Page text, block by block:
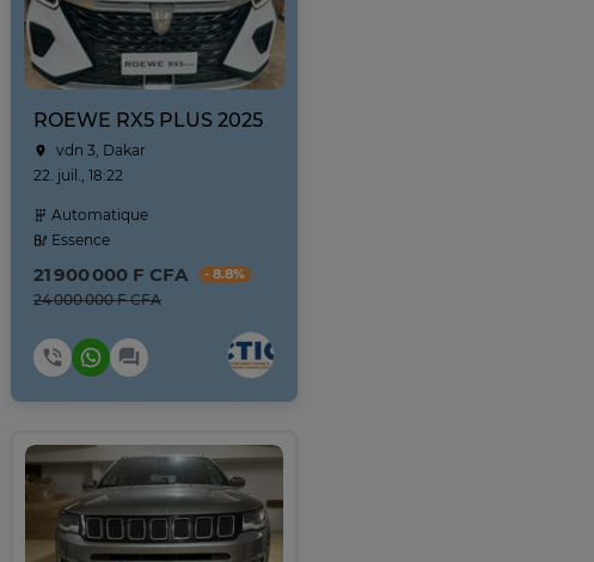
ROEWE RX5 PLUS 2025
vdn 3, Dakar
22. juil., 18:22
Automatique
Essence
21 900 000 F CFA - 8.8%
24 000 000 F CFA